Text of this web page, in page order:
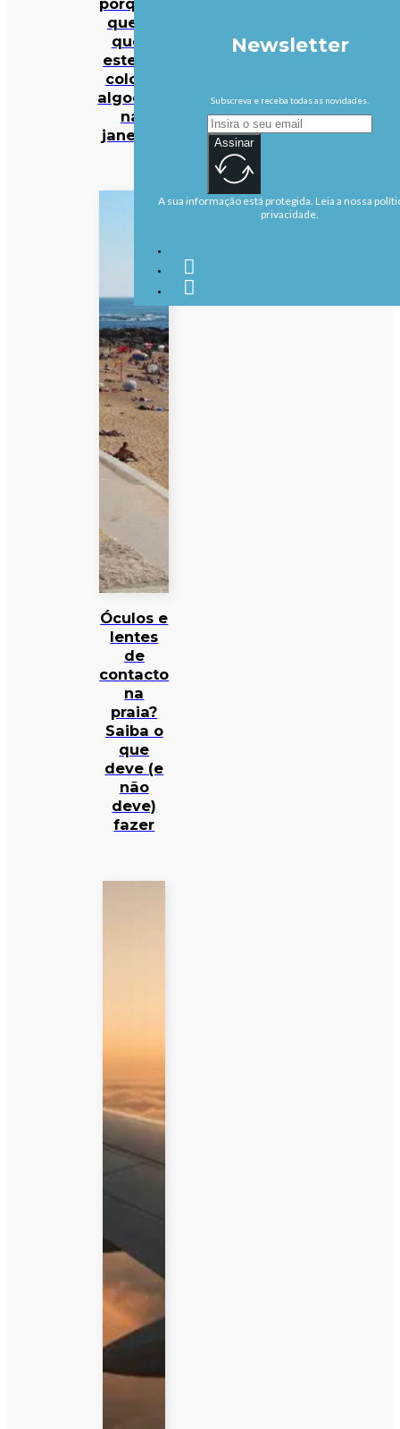
que há
quem
esteja a
colocar
algodões
nas
janelas?
Óculos e
lentes
de
contacto
na
praia?
Saiba o
que
deve (e
não
deve)
fazer
Newsletter
Subscreva e receba todas as novidades.
Assinar
A sua informação está protegida. Leia a nossa
privacidade.